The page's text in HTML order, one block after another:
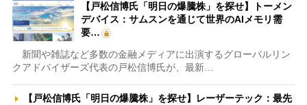
【戸松信博氏「明日の爆騰株」を探せ】トーメン
デバイス：サムスンを通じて世界のAIメモリ需
要…
新聞や雑誌など多数の金融メディアに出演するグローバルリン
クアドバイザーズ代表の戸松信博氏が、最新…
【戸松信博氏「明日の爆騰株」を探せ】レーザーテック：最先